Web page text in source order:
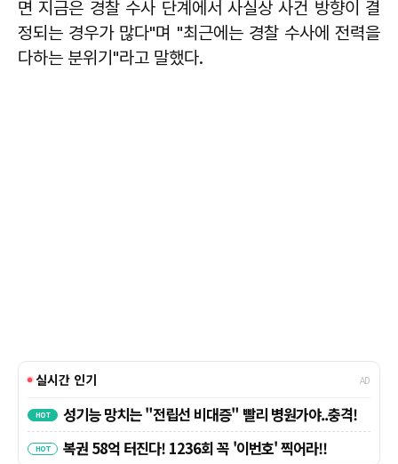
면 지금은 경찰 수사 단계에서 사실상 사건 방향이 결
정되는 경우가 많다"며 "최근에는 경찰 수사에 전력을
다하는 분위기"라고 말했다.